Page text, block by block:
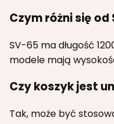
Czym różni się od
SV-65 ma długość
modele mają
Czy koszyk jest
Tak, może być